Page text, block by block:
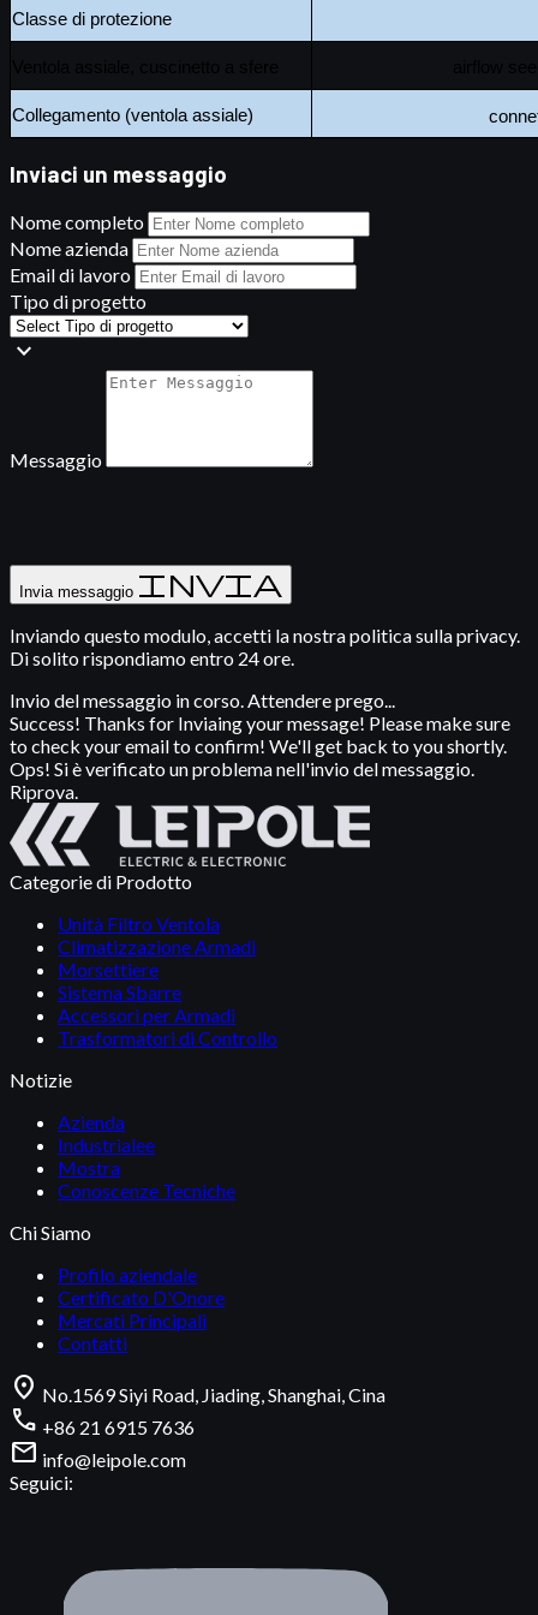
Classe di protezione
Collegamento (ventola assiale)
Inviaci un messaggio
Nome completo
Nome azienda
Email di lavoro
Tipo di progetto
expand_more
Messaggio
Invia messaggio Invia
Inviando questo modulo, accetti la nostra politica sulla privacy.
Di solito rispondiamo entro 24 ore.
Invio del messaggio in corso. Attendere prego...
Success! Thanks for Inviaing your message! Please make sure
to check your email to confirm! We'll get back to you shortly.
Ops! Si è verificato un problema nell'invio del messaggio.
Riprova.
Categorie di Prodotto
Unità Filtro Ventola
Climatizzazione Armadi
Morsettiere
Sistema Sbarre
Accessori per Armadi
Trasformatori di Controllo
Notizie
Azienda
Industrialee
Mostra
Conoscenze Tecniche
Chi Siamo
Profilo aziendale
Certificato D'Onore
Mercati Principali
Contatti
location_on No.1569 Siyi Road, Jiading, Shanghai, Cina
call +86 21 6915 7636
mail info@leipole.com
Seguici: